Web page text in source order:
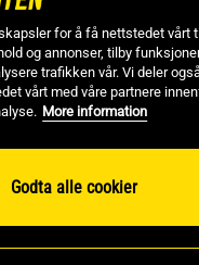
er dessverre ikke i lager. Få
lager igen.
for å få nettstedet vårt
og annonser, tilby
trafikken vår. Vi deler
vårt med våre partnere
More information
Godta alle cookier